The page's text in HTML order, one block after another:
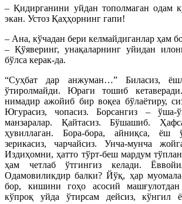
– Қидирганини уйдан тополмаган одам
экан. Устоз Қаҳҳорнинг гапи!
– Ана, кўчадан бери келмайдиганлар ҳам
– Қўяверинг, унақаларнинг уйидан
бўлса керак-да.
“Суҳбат дар анжуман…” Биласиз,
ўтиролмайди. Юраги тошиб
нимадир ажойиб бир воқеа бўлаётиру,
Югурасиз, чопасиз. Борсангиз –
манзаралар. Қайтасиз. Бўшашиб.
ҳувиллаган. Бора-бора, айниқса, ёш
зерикасиз, чарчайсиз. Унча-мунча
Издиҳомни, ҳатто тўрт-беш мардум
ҳам четлаб ўтгингиз келади.
Одамовиликдир балки? Йўқ, ҳар
бор, кишини гоҳо асосий
кўпроқ уйда ўтирсам дейсиз, кўнгил